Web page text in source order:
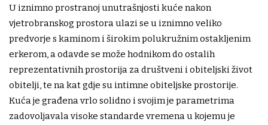
U iznimno prostranoj unutrašnjosti kuće nakon
vjetrobranskog prostora ulazi se u iznimno veliko
predvorje s kaminom i širokim polukružnim ostakljenim
erkerom, a odavde se može hodnikom do ostalih
reprezentativnih prostorija za društveni i obiteljski život
obitelji, te na kat gdje su intimne obiteljske prostorije.
Kuća je građena vrlo solidno i svojim je parametrima
zadovoljavala visoke standarde vremena u kojemu je